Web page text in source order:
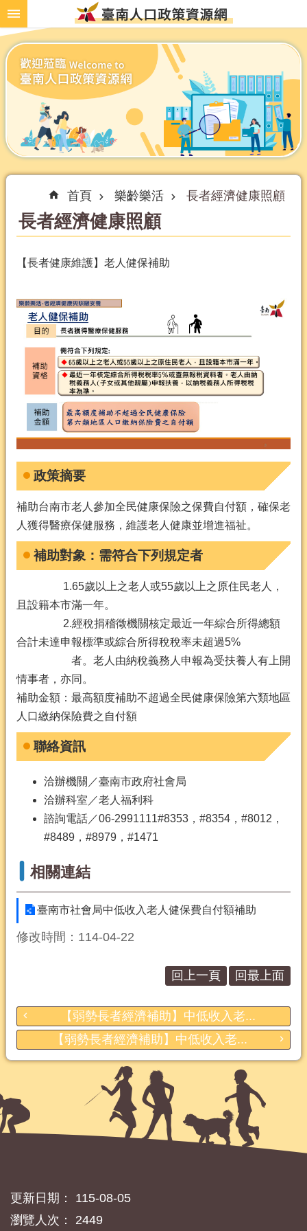
跳到主要內容區塊
首頁 樂齡樂活 長者經濟健康照顧
長者經濟健康照顧
【長者健康維護】老人健保補助
政策摘要
補助台南市老人參加全民健康保險之保費自付額，確保老
人獲得醫療保健服務，維護老人健康並增進福祉。
補助對象：需符合下列規定者
1.65歲以上之老人或55歲以上之原住民老人，
且設籍本市滿一年。
2.經稅捐稽徵機關核定最近一年綜合所得總額
合計未達申報標準或綜合所得稅稅率未超過5%
者。老人由納稅義務人申報為受扶養人有上開
情事者，亦同。
補助金額：最高額度補助不超過全民健康保險第六類地區
人口繳納保險費之自付額
聯絡資訊
洽辦機關／臺南市政府社會局
洽辦科室／老人福利科
諮詢電話／06-2991111#8353，#8354，#8012，
#8489，#8979，#1471
相關連結
臺南市社會局中低收入老人健保費自付額補助
修改時間：114-04-22
回上一頁 回最上面
【弱勢長者經濟補助】中低收入老...
【弱勢長者經濟補助】中低收入老...
更新日期：
115-08-05
瀏覽人次：
2449